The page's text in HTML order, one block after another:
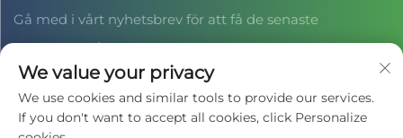
Gå med i vårt nyhetsbrev för att få de senaste
nyheterna från branschen, uppdateringar och insikter
från vårt team.
We value your privacy
We use cookies and similar tools to provide our services.
If you don't want to accept all cookies, click Personalize